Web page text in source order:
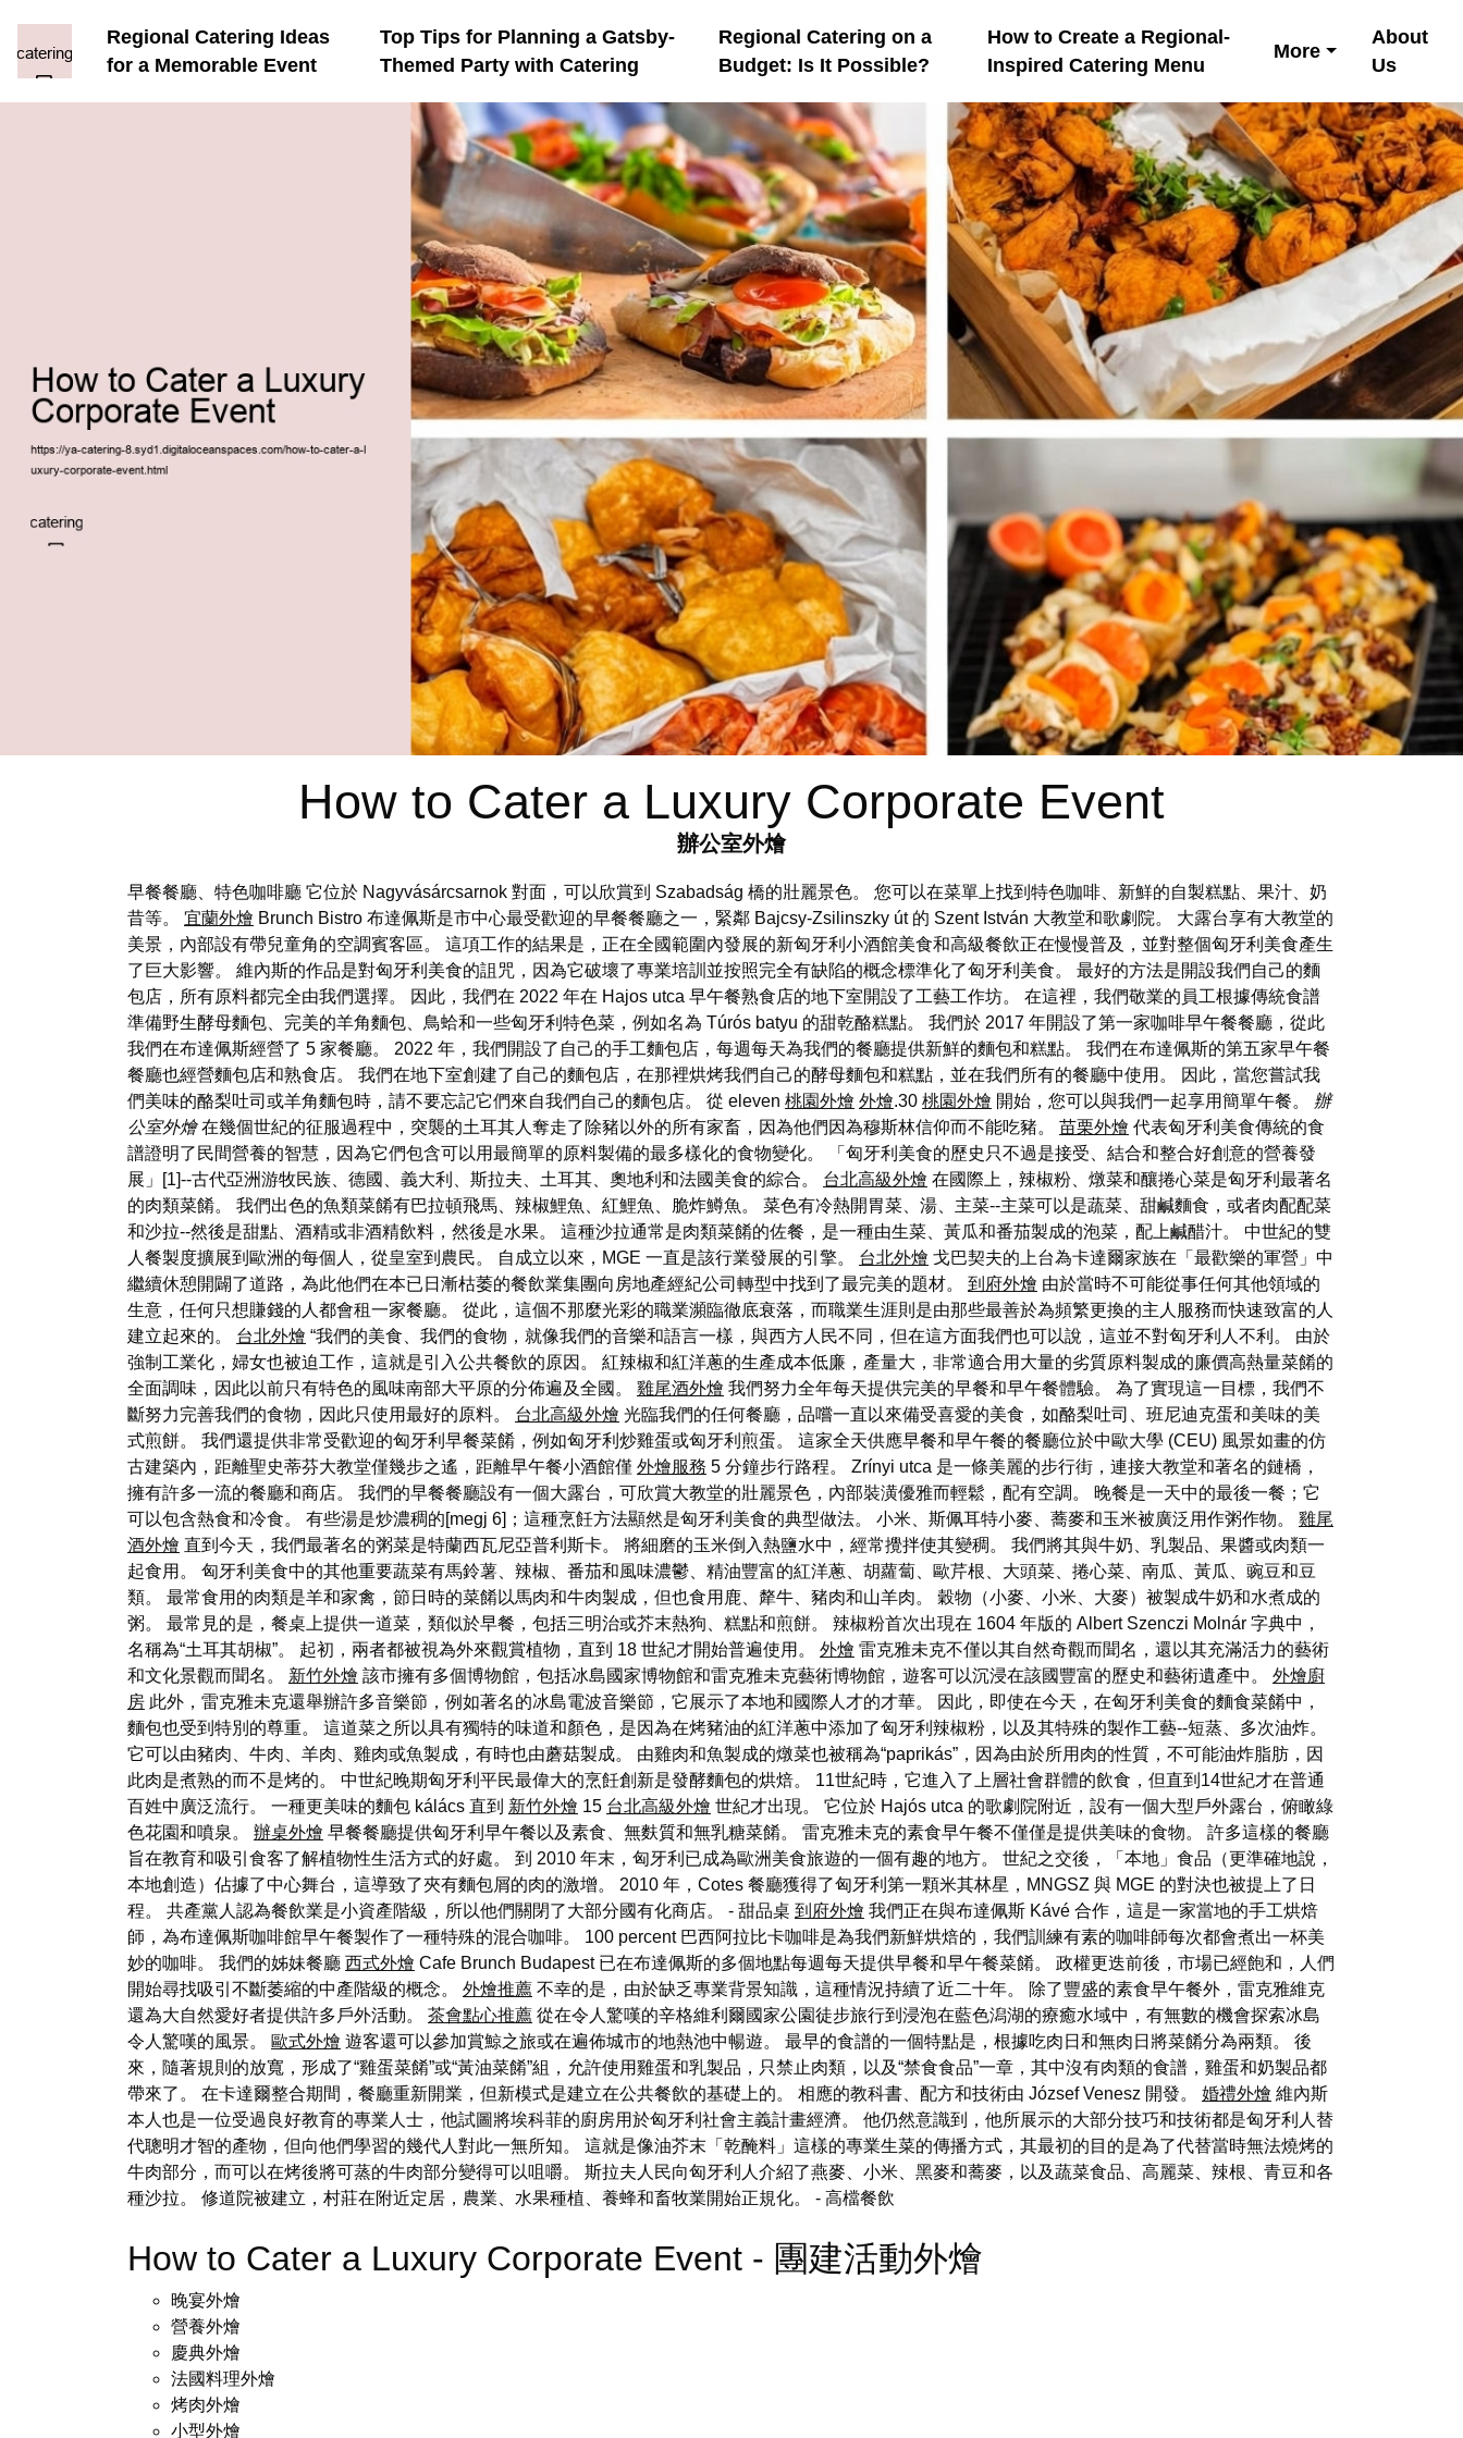
Regional Catering Ideas
for a Memorable Event
Top Tips for Planning a Gatsby-
Themed Party with Catering
Regional Catering on a
Budget: Is It Possible?
How to Create a Regional-
Inspired Catering Menu
More
About
Us
How to Cater a Luxury Corporate Event
辦公室外燴
早餐餐廳、特色咖啡廳 它位於 Nagyvásárcsarnok 對面，可以欣賞到 Szabadság 橋的壯麗景色。 您可以在菜單上找到特色咖啡、新鮮的自製糕點、果汁、奶
昔等。 宜蘭外燴 Brunch Bistro 布達佩斯是市中心最受歡迎的早餐餐廳之一，緊鄰 Bajcsy-Zsilinszky út 的 Szent István 大教堂和歌劇院。 大露台享有大教堂的
美景，內部設有帶兒童角的空調賓客區。 這項工作的結果是，正在全國範圍內發展的新匈牙利小酒館美食和高級餐飲正在慢慢普及，並對整個匈牙利美食產生
了巨大影響。 維內斯的作品是對匈牙利美食的詛咒，因為它破壞了專業培訓並按照完全有缺陷的概念標準化了匈牙利美食。 最好的方法是開設我們自己的麵
包店，所有原料都完全由我們選擇。 因此，我們在 2022 年在 Hajos utca 早午餐熟食店的地下室開設了工藝工作坊。 在這裡，我們敬業的員工根據傳統食譜
準備野生酵母麵包、完美的羊角麵包、鳥蛤和一些匈牙利特色菜，例如名為 Túrós batyu 的甜乾酪糕點。 我們於 2017 年開設了第一家咖啡早午餐餐廳，從此
我們在布達佩斯經營了 5 家餐廳。 2022 年，我們開設了自己的手工麵包店，每週每天為我們的餐廳提供新鮮的麵包和糕點。 我們在布達佩斯的第五家早午餐
餐廳也經營麵包店和熟食店。 我們在地下室創建了自己的麵包店，在那裡烘烤我們自己的酵母麵包和糕點，並在我們所有的餐廳中使用。 因此，當您嘗試我
們美味的酪梨吐司或羊角麵包時，請不要忘記它們來自我們自己的麵包店。 從 eleven 桃園外燴 外燴.30 桃園外燴 開始，您可以與我們一起享用簡單午餐。 辦
公室外燴在幾個世紀的征服過程中，突襲的土耳其人奪走了除豬以外的所有家畜，因為他們因為穆斯林信仰而不能吃豬。 苗栗外燴 代表匈牙利美食傳統的食
譜證明了民間營養的智慧，因為它們包含可以用最簡單的原料製備的最多樣化的食物變化。 「匈牙利美食的歷史只不過是接受、結合和整合好創意的營養發
展」[1]--古代亞洲游牧民族、德國、義大利、斯拉夫、土耳其、奧地利和法國美食的綜合。 台北高級外燴 在國際上，辣椒粉、燉菜和釀捲心菜是匈牙利最著名
的肉類菜餚。 我們出色的魚類菜餚有巴拉頓飛馬、辣椒鯉魚、紅鯉魚、脆炸鱒魚。 菜色有冷熱開胃菜、湯、主菜--主菜可以是蔬菜、甜鹹麵食，或者肉配配菜
和沙拉--然後是甜點、酒精或非酒精飲料，然後是水果。 這種沙拉通常是肉類菜餚的佐餐，是一種由生菜、黃瓜和番茄製成的泡菜，配上鹹醋汁。 中世紀的雙
人餐製度擴展到歐洲的每個人，從皇室到農民。 自成立以來，MGE 一直是該行業發展的引擎。 台北外燴 戈巴契夫的上台為卡達爾家族在「最歡樂的軍營」中
繼續休憩開闢了道路，為此他們在本已日漸枯萎的餐飲業集團向房地產經紀公司轉型中找到了最完美的題材。 到府外燴 由於當時不可能從事任何其他領域的
生意，任何只想賺錢的人都會租一家餐廳。 從此，這個不那麼光彩的職業瀕臨徹底衰落，而職業生涯則是由那些最善於為頻繁更換的主人服務而快速致富的人
建立起來的。 台北外燴 “我們的美食、我們的食物，就像我們的音樂和語言一樣，與西方人民不同，但在這方面我們也可以說，這並不對匈牙利人不利。 由於
強制工業化，婦女也被迫工作，這就是引入公共餐飲的原因。 紅辣椒和紅洋蔥的生產成本低廉，產量大，非常適合用大量的劣質原料製成的廉價高熱量菜餚的
全面調味，因此以前只有特色的風味南部大平原的分佈遍及全國。 雞尾酒外燴 我們努力全年每天提供完美的早餐和早午餐體驗。 為了實現這一目標，我們不
斷努力完善我們的食物，因此只使用最好的原料。 台北高級外燴 光臨我們的任何餐廳，品嚐一直以來備受喜愛的美食，如酪梨吐司、班尼迪克蛋和美味的美
式煎餅。 我們還提供非常受歡迎的匈牙利早餐菜餚，例如匈牙利炒雞蛋或匈牙利煎蛋。 這家全天供應早餐和早午餐的餐廳位於中歐大學 (CEU) 風景如畫的仿
古建築內，距離聖史蒂芬大教堂僅幾步之遙，距離早午餐小酒館僅 外燴服務 5 分鐘步行路程。 Zrínyi utca 是一條美麗的步行街，連接大教堂和著名的鏈橋，
擁有許多一流的餐廳和商店。 我們的早餐餐廳設有一個大露台，可欣賞大教堂的壯麗景色，內部裝潢優雅而輕鬆，配有空調。 晚餐是一天中的最後一餐；它
可以包含熱食和冷食。 有些湯是炒濃稠的[megj 6]；這種烹飪方法顯然是匈牙利美食的典型做法。 小米、斯佩耳特小麥、蕎麥和玉米被廣泛用作粥作物。 雞尾
酒外燴 直到今天，我們最著名的粥菜是特蘭西瓦尼亞普利斯卡。 將細磨的玉米倒入熱鹽水中，經常攪拌使其變稠。 我們將其與牛奶、乳製品、果醬或肉類一
起食用。 匈牙利美食中的其他重要蔬菜有馬鈴薯、辣椒、番茄和風味濃鬱、精油豐富的紅洋蔥、胡蘿蔔、歐芹根、大頭菜、捲心菜、南瓜、黃瓜、豌豆和豆
類。 最常食用的肉類是羊和家禽，節日時的菜餚以馬肉和牛肉製成，但也食用鹿、犛牛、豬肉和山羊肉。 穀物（小麥、小米、大麥）被製成牛奶和水煮成的
粥。 最常見的是，餐桌上提供一道菜，類似於早餐，包括三明治或芥末熱狗、糕點和煎餅。 辣椒粉首次出現在 1604 年版的 Albert Szenczi Molnár 字典中，
名稱為“土耳其胡椒”。 起初，兩者都被視為外來觀賞植物，直到 18 世紀才開始普遍使用。 外燴 雷克雅未克不僅以其自然奇觀而聞名，還以其充滿活力的藝術
和文化景觀而聞名。 新竹外燴 該市擁有多個博物館，包括冰島國家博物館和雷克雅未克藝術博物館，遊客可以沉浸在該國豐富的歷史和藝術遺產中。 外燴廚
房 此外，雷克雅未克還舉辦許多音樂節，例如著名的冰島電波音樂節，它展示了本地和國際人才的才華。 因此，即使在今天，在匈牙利美食的麵食菜餚中，
麵包也受到特別的尊重。 這道菜之所以具有獨特的味道和顏色，是因為在烤豬油的紅洋蔥中添加了匈牙利辣椒粉，以及其特殊的製作工藝--短蒸、多次油炸。
它可以由豬肉、牛肉、羊肉、雞肉或魚製成，有時也由蘑菇製成。 由雞肉和魚製成的燉菜也被稱為“paprikás”，因為由於所用肉的性質，不可能油炸脂肪，因
此肉是煮熟的而不是烤的。 中世紀晚期匈牙利平民最偉大的烹飪創新是發酵麵包的烘焙。 11世紀時，它進入了上層社會群體的飲食，但直到14世紀才在普通
百姓中廣泛流行。 一種更美味的麵包 kálács 直到 新竹外燴 15 台北高級外燴 世紀才出現。 它位於 Hajós utca 的歌劇院附近，設有一個大型戶外露台，俯瞰綠
色花園和噴泉。 辦桌外燴 早餐餐廳提供匈牙利早午餐以及素食、無麩質和無乳糖菜餚。 雷克雅未克的素食早午餐不僅僅是提供美味的食物。 許多這樣的餐廳
旨在教育和吸引食客了解植物性生活方式的好處。 到 2010 年末，匈牙利已成為歐洲美食旅遊的一個有趣的地方。 世紀之交後，「本地」食品（更準確地說，
本地創造）佔據了中心舞台，這導致了夾有麵包屑的肉的激增。 2010 年，Cotes 餐廳獲得了匈牙利第一顆米其林星，MNGSZ 與 MGE 的對決也被提上了日
程。 共產黨人認為餐飲業是小資產階級，所以他們關閉了大部分國有化商店。 - 甜品桌 到府外燴 我們正在與布達佩斯 Kávé 合作，這是一家當地的手工烘焙
師，為布達佩斯咖啡館早午餐製作了一種特殊的混合咖啡。 100 percent 巴西阿拉比卡咖啡是為我們新鮮烘焙的，我們訓練有素的咖啡師每次都會煮出一杯美
妙的咖啡。 我們的姊妹餐廳 西式外燴 Cafe Brunch Budapest 已在布達佩斯的多個地點每週每天提供早餐和早午餐菜餚。 政權更迭前後，市場已經飽和，人們
開始尋找吸引不斷萎縮的中產階級的概念。 外燴推薦 不幸的是，由於缺乏專業背景知識，這種情況持續了近二十年。 除了豐盛的素食早午餐外，雷克雅維克
還為大自然愛好者提供許多戶外活動。 茶會點心推薦 從在令人驚嘆的辛格維利爾國家公園徒步旅行到浸泡在藍色潟湖的療癒水域中，有無數的機會探索冰島
令人驚嘆的風景。
歐式外燴 遊客還可以參加賞鯨之旅或在遍佈城市的地熱池中暢遊。 最早的食譜的一個特點是，根據吃肉日和無肉日將菜餚分為兩類。 後
來，隨著規則的放寬，形成了“雞蛋菜餚”或“黃油菜餚”組，允許使用雞蛋和乳製品，只禁止肉類，以及“禁食食品”一章，其中沒有肉類的食譜，雞蛋和奶製品都
帶來了。 在卡達爾整合期間，餐廳重新開業，但新模式是建立在公共餐飲的基礎上的。 相應的教科書、配方和技術由 József Venesz 開發。 婚禮外燴 維內斯
本人也是一位受過良好教育的專業人士，他試圖將埃科菲的廚房用於匈牙利社會主義計畫經濟。 他仍然意識到，他所展示的大部分技巧和技術都是匈牙利人替
代聰明才智的產物，但向他們學習的幾代人對此一無所知。 這就是像油芥末「乾醃料」這樣的專業生菜的傳播方式，其最初的目的是為了代替當時無法燒烤的
牛肉部分，而可以在烤後將可蒸的牛肉部分變得可以咀嚼。 斯拉夫人民向匈牙利人介紹了燕麥、小米、黑麥和蕎麥，以及蔬菜食品、高麗菜、辣根、青豆和各
種沙拉。 修道院被建立，村莊在附近定居，農業、水果種植、養蜂和畜牧業開始正規化。 - 高檔餐飲
How to Cater a Luxury Corporate Event - 團建活動外燴
晚宴外燴
營養外燴
慶典外燴
法國料理外燴
烤肉外燴
小型外燴